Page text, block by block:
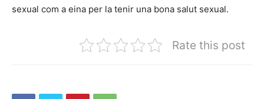
sexual com a eina per la tenir una bona salut sexual.
Rate this post